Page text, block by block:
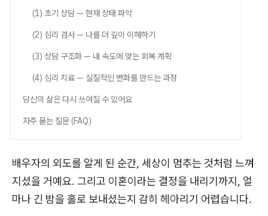
(1) 초기 상담 — 현재 상태 파악
(2) 심리 검사 — 나를 더 깊이 이해하기
(3) 상담 구조화 — 내 속도에 맞는 회복 계획
(4) 심리 치료 — 실질적인 변화를 만드는 과정
당신의 삶은 다시 쓰여질 수 있어요
자주 묻는 질문 (FAQ)
배우자의 외도를 알게 된 순간, 세상이 멈추는 것처럼 느껴
지셨을 거예요. 그리고 이혼이라는 결정을 내리기까지, 얼
마나 긴 밤을 홀로 보내셨는지 감히 헤아리기 어렵습니다.